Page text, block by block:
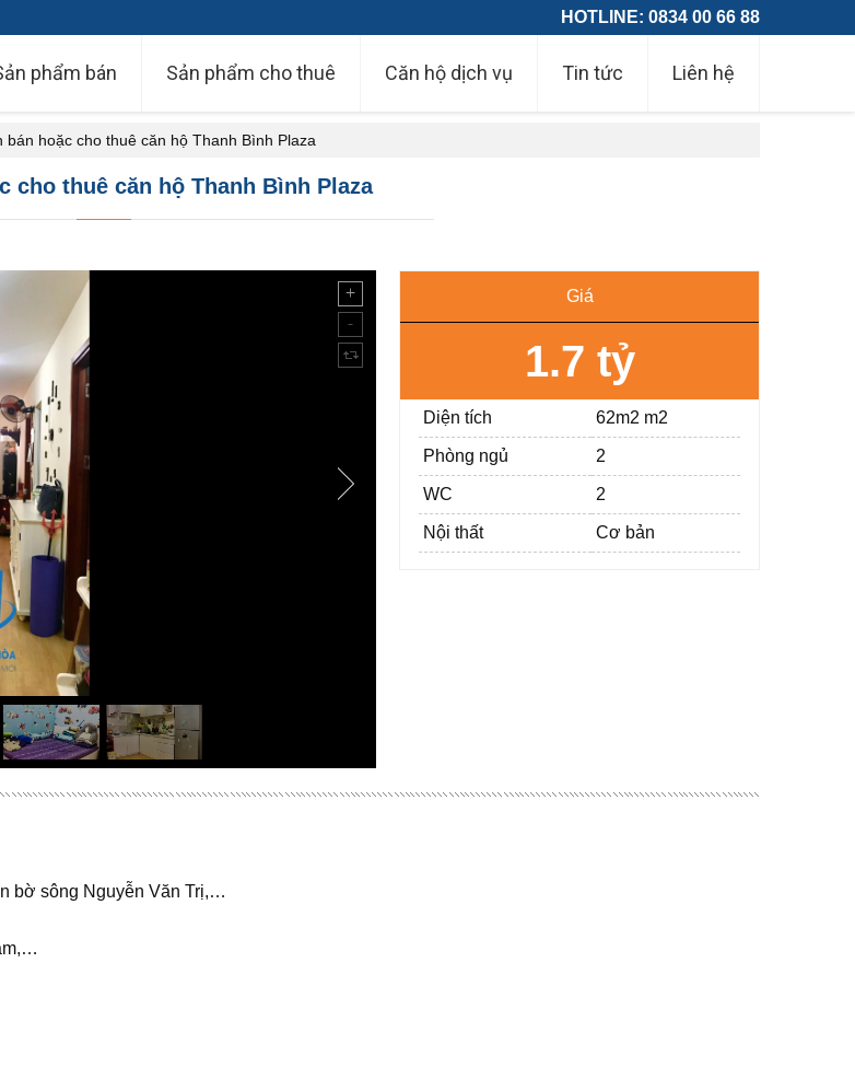
HOTLINE: 0834 00 66 88
phẩm bán Sản phẩm cho thuê Căn hộ dịch vụ Tin tức Liên hệ
bán hoặc cho thuê căn hộ Thanh Bình Plaza
cho thuê căn hộ Thanh Bình Plaza
Giá
1.7 tỷ
Diện tích 62m2 m2
Phòng ngủ 2
WC 2
Nội thất Cơ bản
bờ sông Nguyễn Văn Trị,…